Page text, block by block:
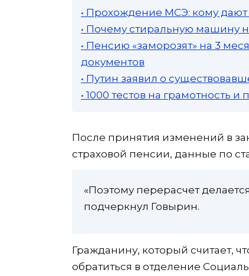
• Прохождение МСЭ: кому дают
• Почему стиральную машину
• Пенсию «заморозят» на 3
документов
• Путин заявил о
• 1000 тестов на грамотность
После принятия изменений в
страховой пенсии, данные по
«Поэтому перерасчет
подчеркнул Говырин.
Гражданину, который считает,
обратиться в отделение